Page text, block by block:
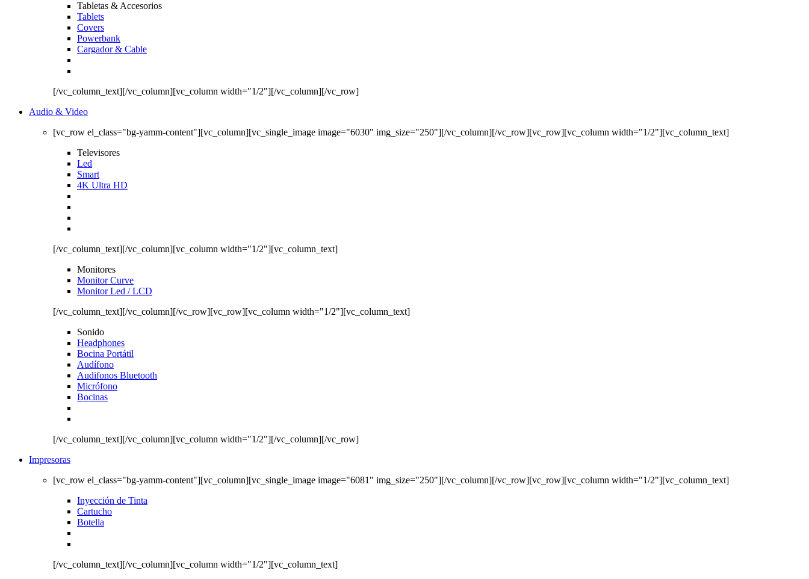
Tabletas & Accesorios
Tablets
Covers
Powerbank
Cargador & Cable
[/vc_column_text][/vc_column][vc_column width="1/2"][/vc_column][/vc_row]
Audio & Video
[vc_row el_class="bg-yamm-content"][vc_column][vc_single_image image="6030" img_size="250"][/vc_column][/vc_row][vc_row][vc_column width="1/2"][vc_column_text]
Televisores
Led
Smart
4K Ultra HD
[/vc_column_text][/vc_column][vc_column width="1/2"][vc_column_text]
Monitores
Monitor Curve
Monitor Led / LCD
[/vc_column_text][/vc_column][/vc_row][vc_row][vc_column width="1/2"][vc_column_text]
Sonido
Headphones
Bocina Portátil
Audífono
Audifonos Bluetooth
Micrófono
Bocinas
[/vc_column_text][/vc_column][vc_column width="1/2"][/vc_column][/vc_row]
Impresoras
[vc_row el_class="bg-yamm-content"][vc_column][vc_single_image image="6081" img_size="250"][/vc_column][/vc_row][vc_row][vc_column width="1/2"][vc_column_text]
Inyección de Tinta
Cartucho
Botella
[/vc_column_text][/vc_column][vc_column width="1/2"][vc_column_text]